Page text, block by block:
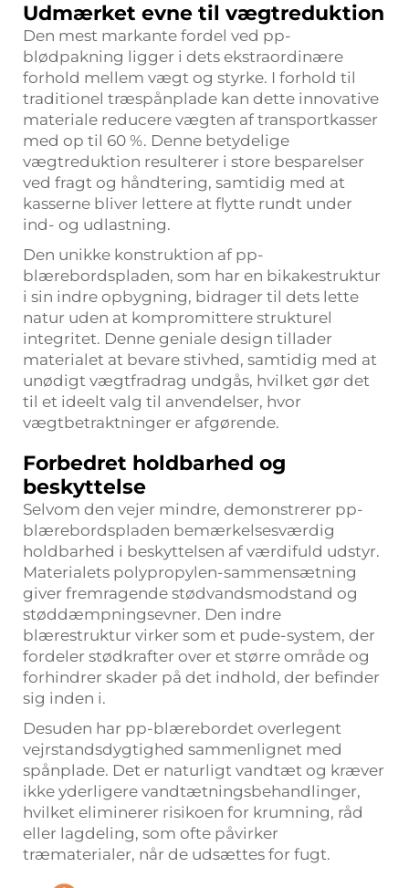
Udmærket evne til vægtreduktion
Den mest markante fordel ved pp-
blødpakning ligger i dets ekstraordinære
forhold mellem vægt og styrke. I forhold til
traditionel træspånplade kan dette innovative
materiale reducere vægten af transportkasser
med op til 60 %. Denne betydelige
vægtreduktion resulterer i store besparelser
ved fragt og håndtering, samtidig med at
kasserne bliver lettere at flytte rundt under
ind- og udlastning.
Den unikke konstruktion af pp-
blærebordspladen, som har en bikakestruktur
i sin indre opbygning, bidrager til dets lette
natur uden at kompromittere strukturel
integritet. Denne geniale design tillader
materialet at bevare stivhed, samtidig med at
unødigt vægtfradrag undgås, hvilket gør det
til et ideelt valg til anvendelser, hvor
vægtbetraktninger er afgørende.
Forbedret holdbarhed og
beskyttelse
Selvom den vejer mindre, demonstrerer pp-
blærebordspladen bemærkelsesværdig
holdbarhed i beskyttelsen af værdifuld udstyr.
Materialets polypropylen-sammensætning
giver fremragende stødvandsmodstand og
støddæmpningsevner. Den indre
blærestruktur virker som et pude-system, der
fordeler stødkrafter over et større område og
forhindrer skader på det indhold, der befinder
sig inden i.
Desuden har pp-blærebordet overlegent
vejrstandsdygtighed sammenlignet med
spånplade. Det er naturligt vandtæt og kræver
ikke yderligere vandtætningsbehandlinger,
hvilket eliminerer risikoen for krumning, råd
eller lagdeling, som ofte påvirker
træmaterialer, når de udsættes for fugt.